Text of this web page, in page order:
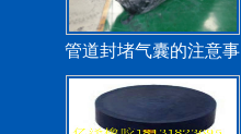
管道封堵气囊的注意事
项